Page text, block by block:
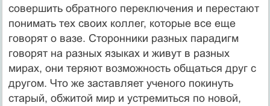
совершить обратного переключения и перестают
понимать тех своих коллег, которые все еще
говорят о вазе. Сторонники разных парадигм
гово­рят на разных языках и живут в разных
мирах, они теряют возможность общаться друг с
другом. Что же заставляет ученого покинуть
старый, обжи­той мир и устремиться по новой,